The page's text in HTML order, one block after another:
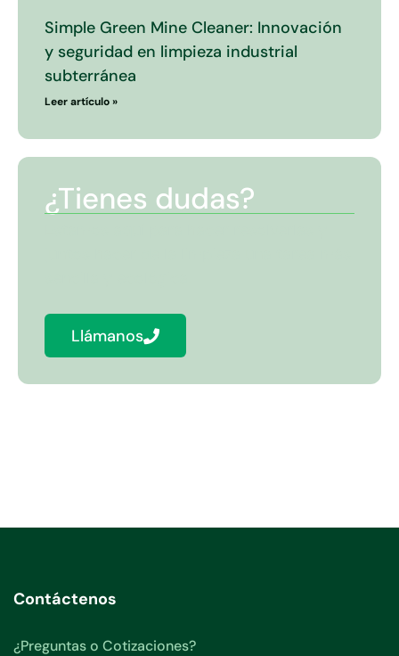
Simple Green Mine Cleaner: Innovación
y seguridad en limpieza industrial
subterránea
Leer artículo »
¿Tienes dudas?
Llámanos
Contáctenos
¿Preguntas o Cotizaciones?